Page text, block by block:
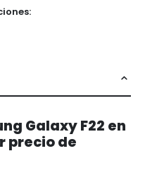
Galaxy F22 en
precio de